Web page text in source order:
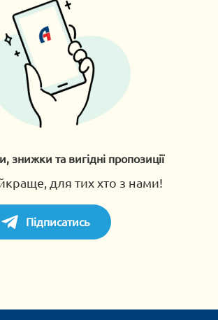
знижки та вигідні пропозиції
для тих хто з нами!
Підписатись